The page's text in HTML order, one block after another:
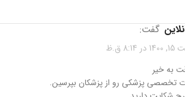
گفت:
ق.ظ
به خیر
تخصصی پزشکی رو از پزشکان بپرسین.